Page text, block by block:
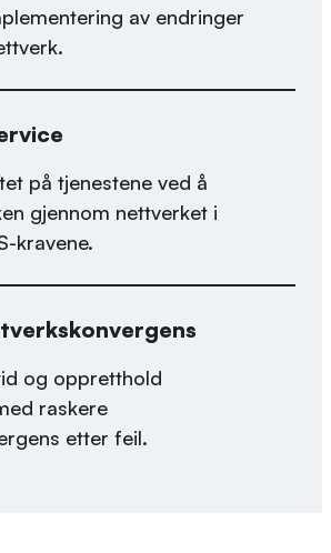
av endringer
på tjenestene ved å
gjennom nettverket i
kravene.
og oppretthold
raskere
etter feil.